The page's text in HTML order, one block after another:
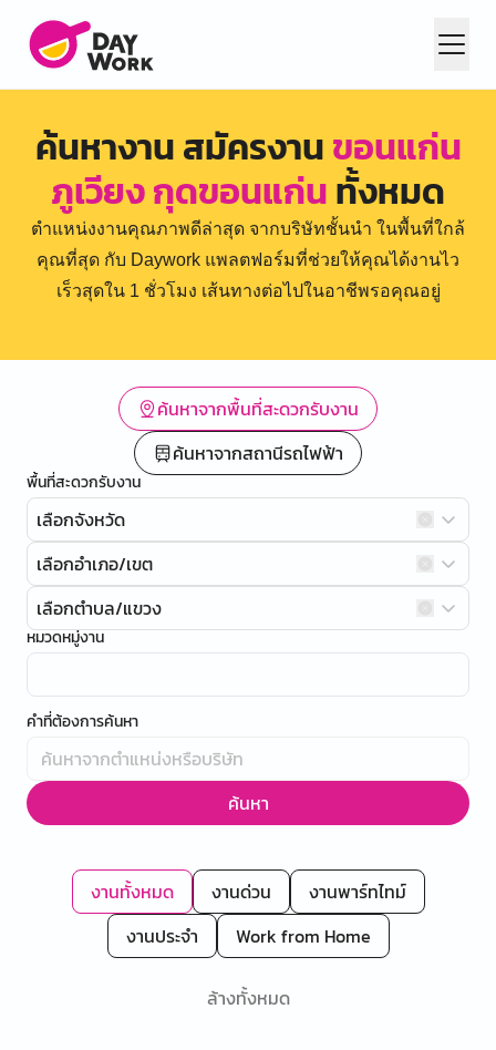
ค้นหางาน สมัครงานขอนแก่น
ภูเวียง กุดขอนแก่นทั้งหมด
ตำแหน่งงานคุณภาพดีล่าสุด จากบริษัทชั้นนำ ในพื้นที่ใกล้
คุณที่สุด กับ Daywork แพลตฟอร์มที่ช่วยให้คุณได้งานไว
เร็วสุดใน 1 ชั่วโมง เส้นทางต่อไปในอาชีพรอคุณอยู่
ค้นหาจากพื้นที่สะดวกรับงาน
ค้นหาจากสถานีรถไฟฟ้า
พื้นที่สะดวกรับงาน
เลือกจังหวัด
เลือกอำเภอ/เขต
เลือกตำบล/แขวง
หมวดหมู่งาน
คำที่ต้องการค้นหา
ค้นหา
งานทั้งหมด งานด่วน
งานพาร์ทไทม์
งานประจำ
Work from Home
ล้างทั้งหมด